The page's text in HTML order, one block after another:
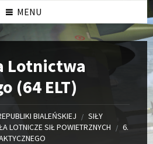
MENU
Lotnictwa
(64 ELT)
BIALEŃSKIEJ / SIŁY
LOTNICZE SIŁ POWIETRZNYCH / 6.